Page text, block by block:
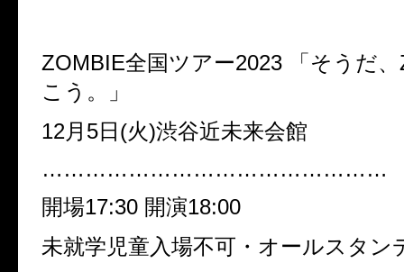
ZOMBIE全国ツアー2023 「そうだ
こう。」
12月5日(火)渋谷近未来会館
…………………………………………
開場17:30 開演18:00
未就学児童入場不可・オールスタン